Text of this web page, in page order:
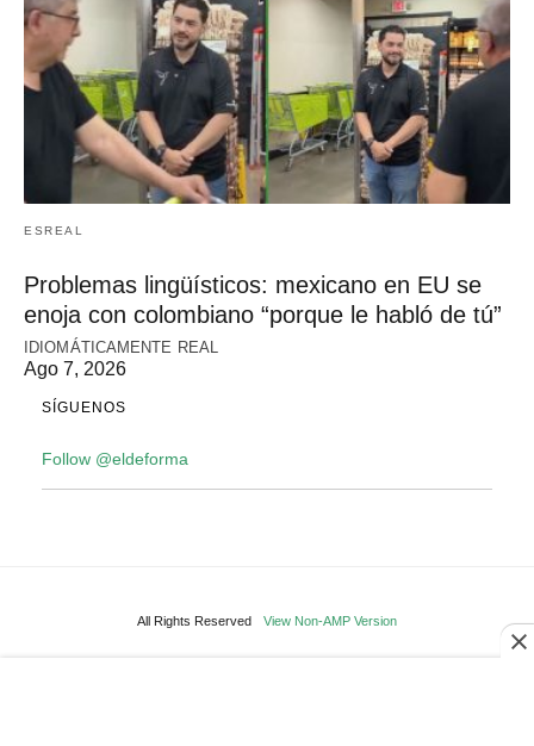
ESREAL
Problemas lingüísticos: mexicano en EU se
enoja con colombiano “porque le habló de tú”
IDIOMÁTICAMENTE REAL
Ago 7, 2026
SÍGUENOS
Follow @eldeforma
All Rights Reserved View Non-AMP Version